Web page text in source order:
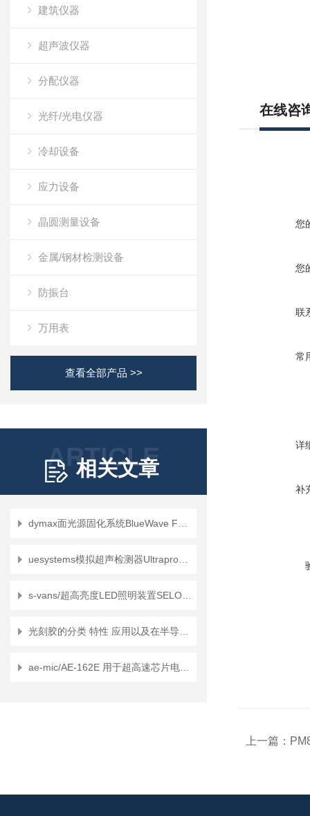
建筑仪器
超声波仪器
分配仪器
光纤/光电仪器
冷却设备
应力设备
晶圆测量设备
金属/钢材检测设备
防振台
万用表
查看全部产品 >>
ARTICLE
相关文章
在线咨
您
您
联
常
详
补
上一篇：